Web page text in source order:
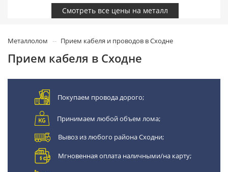
Смотреть все цены на металл
Металлолом Прием кабеля и проводов в Сходне
Прием кабеля в Сходне
Покупаем провода дорого;
Принимаем любой объем лома;
Вывоз из любого района Сходни;
Мгновенная оплата наличными/на карту;